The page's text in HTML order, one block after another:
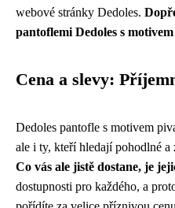
webové stránky Dedoles.
pantoflemi Dedoles s
Cena a slevy:
Dedoles pantofle s motivem
ale i ty, kteří hledají pohodlné
Co vás ale jistě dostane, je
dostupnosti pro každého, a